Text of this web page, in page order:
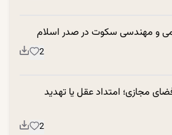
و مهندسی سکوت در صدر اسلام
2
مجازی؛ امتداد عقل یا تهدید
2